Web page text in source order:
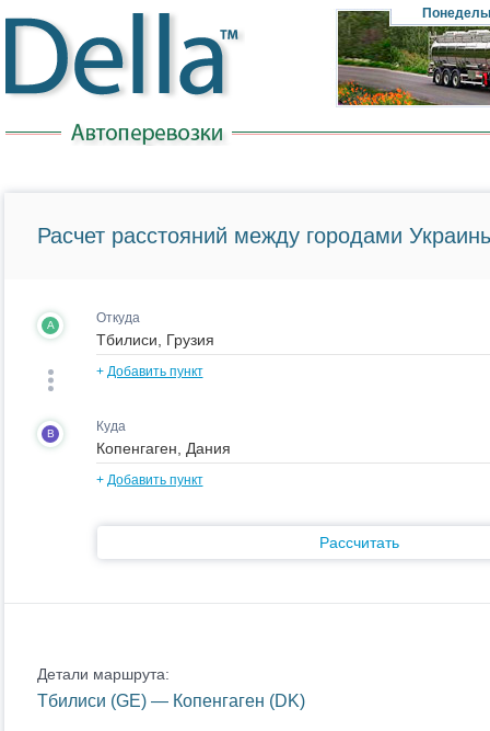
Расчет расстояний между городами
A Откуда
+ Добавить пункт
B Куда
+ Добавить пункт
Рассчитать
Детали маршрута:
Тбилиси (GE) — Копенгаген (DK)